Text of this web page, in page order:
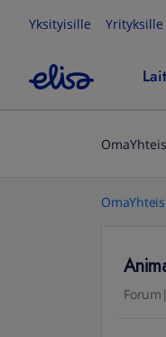
Yksityisille Yrityksille